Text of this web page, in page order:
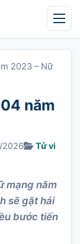
2023 – Nữ
năm
2026
Tử vi
mạng năm
sẽ gặt hái
bước tiến